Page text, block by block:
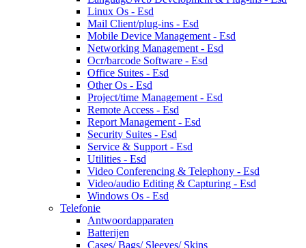
Linux Os - Esd
Mail Client/plug-ins - Esd
Mobile Device Management - Esd
Networking Management - Esd
Ocr/barcode Software - Esd
Office Suites - Esd
Other Os - Esd
Project/time Management - Esd
Remote Access - Esd
Report Management - Esd
Security Suites - Esd
Service & Support - Esd
Utilities - Esd
Video Conferencing & Telephony - Esd
Video/audio Editing & Capturing - Esd
Windows Os - Esd
Telefonie
Antwoordapparaten
Batterijen
Cases/ Bags/ Sleeves/ Skins